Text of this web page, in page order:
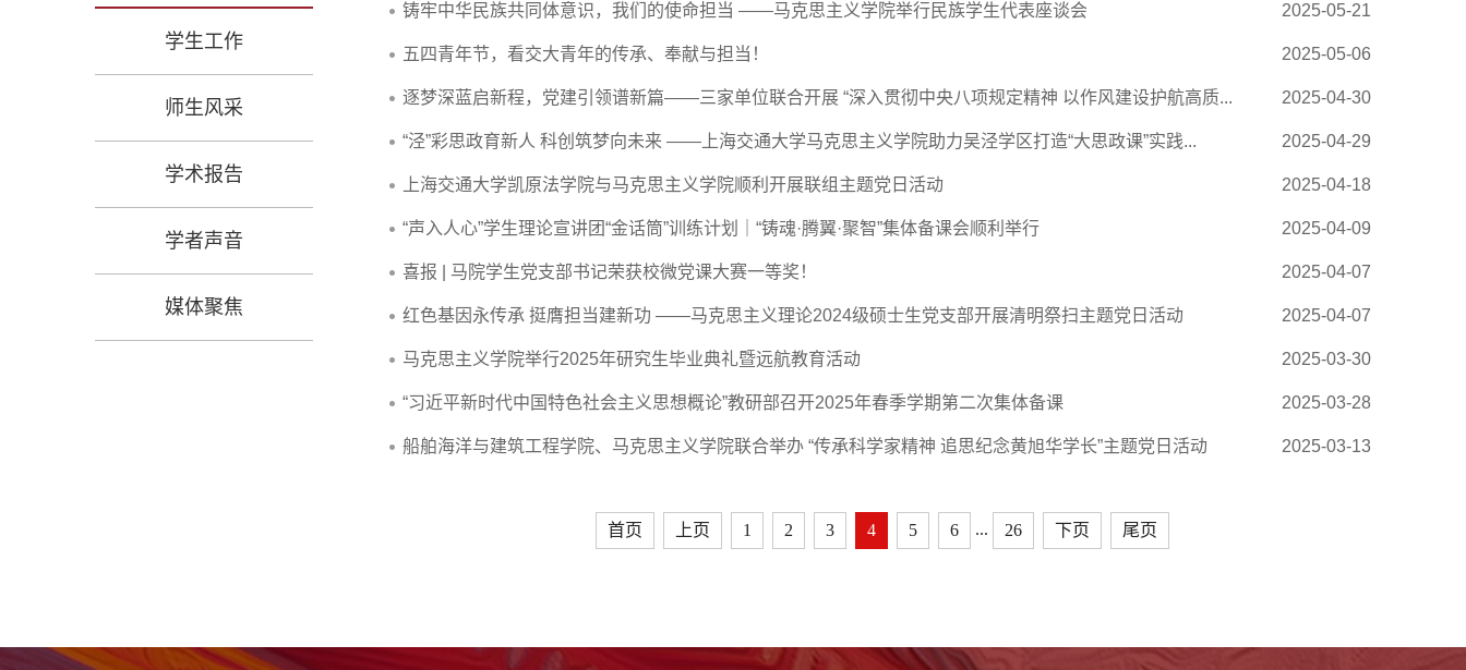
学生工作
师生风采
学术报告
学者声音
媒体聚焦
铸牢中华民族共同体意识，我们的使命担当 ——马克思主义学院举行民族学生代表座谈会 2025-05-21
五四青年节，看交大青年的传承、奉献与担当！ 2025-05-06
逐梦深蓝启新程，党建引领谱新篇——三家单位联合开展 “深入贯彻中央八项规定精神 以作风建设护航高质... 2025-04-30
“泾”彩思政育新人 科创筑梦向未来 ——上海交通大学马克思主义学院助力吴泾学区打造“大思政课”实践... 2025-04-29
上海交通大学凯原法学院与马克思主义学院顺利开展联组主题党日活动 2025-04-18
“声入人心”学生理论宣讲团“金话筒”训练计划｜“铸魂·腾翼·聚智”集体备课会顺利举行 2025-04-09
喜报 | 马院学生党支部书记荣获校微党课大赛一等奖！ 2025-04-07
红色基因永传承 挺膺担当建新功 ——马克思主义理论2024级硕士生党支部开展清明祭扫主题党日活动 2025-04-07
马克思主义学院举行2025年研究生毕业典礼暨远航教育活动 2025-03-30
“习近平新时代中国特色社会主义思想概论”教研部召开2025年春季学期第二次集体备课 2025-03-28
船舶海洋与建筑工程学院、马克思主义学院联合举办 “传承科学家精神 追思纪念黄旭华学长”主题党日活动 2025-03-13
首页 上页 1 2 3 4 5 6 ... 26 下页 尾页